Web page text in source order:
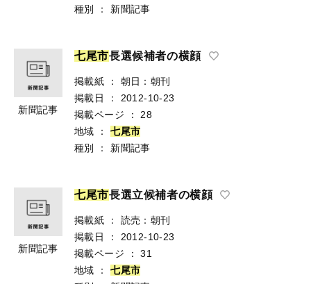
種別
： 新聞記事
新聞記事
七尾市長選候補者の横顔
掲載紙 ：
朝日：朝刊
掲載日
：
2012-10-23
掲載ページ
：
28
地域
： 七尾市
種別
： 新聞記事
新聞記事
七尾市長選立候補者の横顔
掲載紙 ：
読売：朝刊
掲載日
：
2012-10-23
掲載ページ
：
31
地域
： 七尾市